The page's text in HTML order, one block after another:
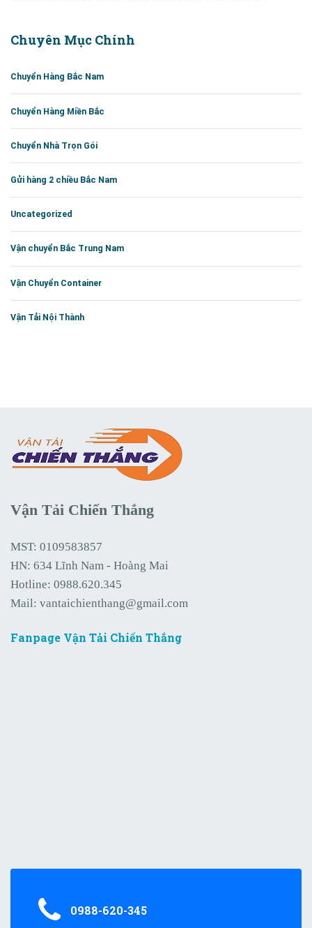
Chuyên Mục Chính
Chuyển Hàng Bắc Nam
Chuyển Hàng Miền Bắc
Chuyển Nhà Trọn Gói
Gửi hàng 2 chiều Bắc Nam
Uncategorized
Vận chuyển Bắc Trung Nam
Vận Chuyển Container
Vận Tải Nội Thành
Vận Tải Chiến Thắng
MST: 0109583857
HN: 634 Lĩnh Nam - Hoàng Mai
Hotline: 0988.620.345
Mail: vantaichienthang@gmail.com
Fanpage Vận Tải Chiến Thắng
0988-620-345